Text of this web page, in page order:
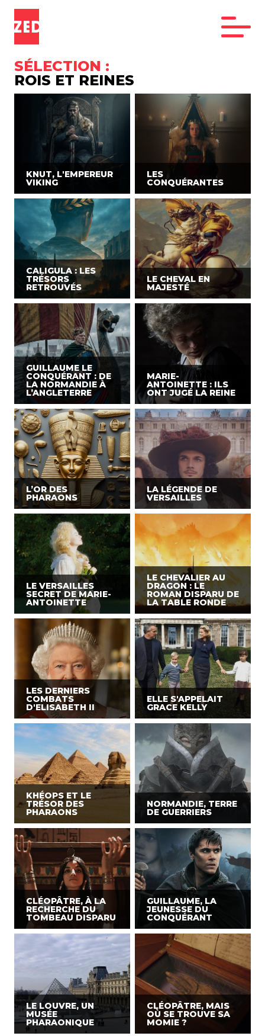
SÉLECTION :
ROIS ET REINES
KNUT, L'EMPEREUR
VIKING
LES
CONQUÉRANTES
CALIGULA : LES
TRÉSORS
RETROUVÉS
LE CHEVAL EN
MAJESTÉ
GUILLAUME LE
CONQUÉRANT : DE
LA NORMANDIE À
L’ANGLETERRE
MARIE-
ANTOINETTE : ILS
ONT JUGÉ LA REINE
L’OR DES
PHARAONS
LA LÉGENDE DE
VERSAILLES
LE VERSAILLES
SECRET DE MARIE-
ANTOINETTE
LE CHEVALIER AU
DRAGON : LE
ROMAN DISPARU DE
LA TABLE RONDE
LES DERNIERS
COMBATS
D'ELISABETH II
ELLE S'APPELAIT
GRACE KELLY
KHÉOPS ET LE
TRÉSOR DES
PHARAONS
NORMANDIE, TERRE
DE GUERRIERS
CLÉOPÂTRE, À LA
RECHERCHE DU
TOMBEAU DISPARU
GUILLAUME, LA
JEUNESSE DU
CONQUÉRANT
LE LOUVRE, UN
MUSÉE
PHARAONIQUE
CLÉOPÂTRE, MAIS
OÙ SE TROUVE SA
MOMIE ?